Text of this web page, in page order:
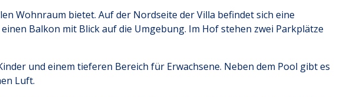
Wohnraum bietet. Auf der Nordseite der Villa befindet sich eine
Balkon mit Blick auf die Umgebung. Im Hof stehen zwei Parkplätze
und einem tieferen Bereich für Erwachsene. Neben dem Pool gibt es
Luft.